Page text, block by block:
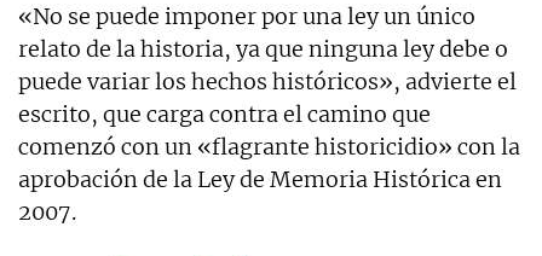
«No se puede imponer por una ley un único
relato de la historia, ya que ninguna ley debe o
puede variar los hechos históricos», advierte el
escrito, que carga contra el camino que
comenzó con un «flagrante historicidio» con la
aprobación de la Ley de Memoria Histórica en
2007.